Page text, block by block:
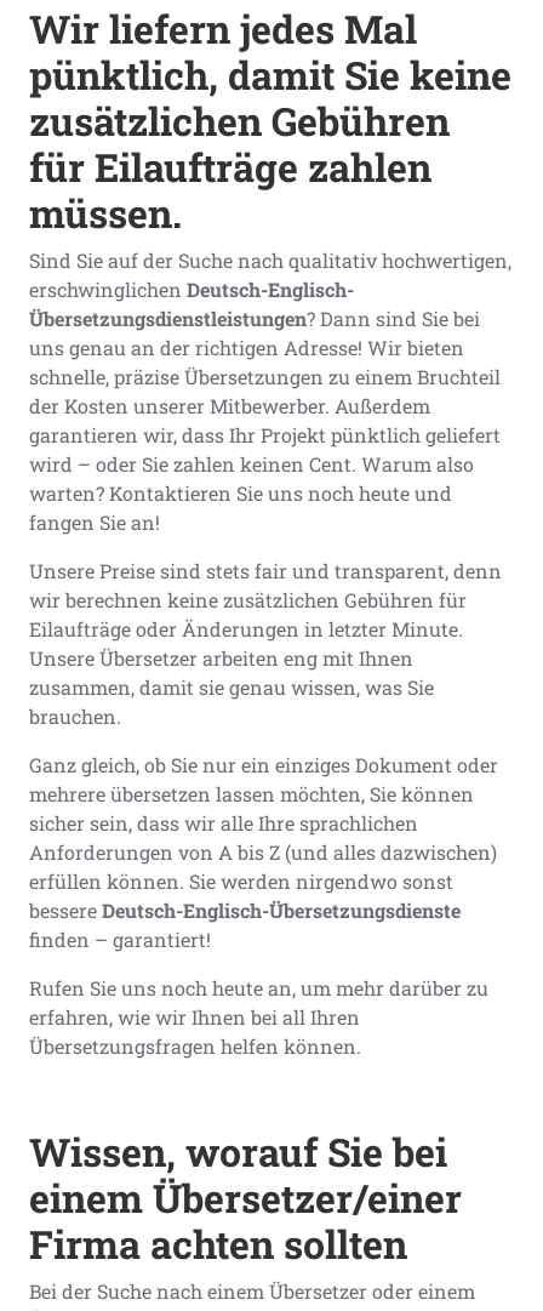
Wir liefern jedes Mal
pünktlich, damit Sie keine
zusätzlichen Gebühren
für Eilaufträge zahlen
müssen.
Sind Sie auf der Suche nach qualitativ hochwertigen,
erschwinglichen Deutsch-Englisch-
Übersetzungsdienstleistungen? Dann sind Sie bei
uns genau an der richtigen Adresse! Wir bieten
schnelle, präzise Übersetzungen zu einem Bruchteil
der Kosten unserer Mitbewerber. Außerdem
garantieren wir, dass Ihr Projekt pünktlich geliefert
wird – oder Sie zahlen keinen Cent. Warum also
warten? Kontaktieren Sie uns noch heute und
fangen Sie an!
Unsere Preise sind stets fair und transparent, denn
wir berechnen keine zusätzlichen Gebühren für
Eilaufträge oder Änderungen in letzter Minute.
Unsere Übersetzer arbeiten eng mit Ihnen
zusammen, damit sie genau wissen, was Sie
brauchen.
Ganz gleich, ob Sie nur ein einziges Dokument oder
mehrere übersetzen lassen möchten, Sie können
sicher sein, dass wir alle Ihre sprachlichen
Anforderungen von A bis Z (und alles dazwischen)
erfüllen können. Sie werden nirgendwo sonst
bessereDeutsch-Englisch-Übersetzungsdienste
finden – garantiert!
Rufen Sie uns noch heute an, um mehr darüber zu
erfahren, wie wir Ihnen bei all Ihren
Übersetzungsfragen helfen können.
Wissen, worauf Sie bei
einem Übersetzer/einer
Firma achten sollten
Bei der Suche nach einem Übersetzer oder einem